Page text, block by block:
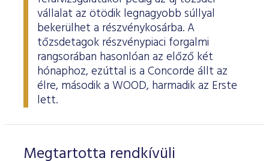
vállalat az ötödik legnagyobb súllyal
bekerülhet a részvénykosárba. A
tőzsdetagok részvénypiaci forgalmi
rangsorában hasonlóan az előző két
hónaphoz, ezúttal is a Concorde állt az
élre, második a WOOD, harmadik az Erste
lett.
Megtartotta rendkívüli